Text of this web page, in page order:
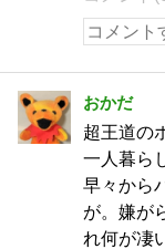
おかだ
超王道の
一人暮ら
早々から
が。嫌が
れ何が凄